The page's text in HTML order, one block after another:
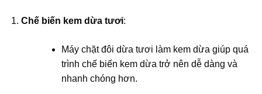
Chế biến kem dừa tươi:
Máy chặt đôi dừa tươi làm kem dừa giúp quá
trình chế biến kem dừa trở nên dễ dàng và
nhanh chóng hơn.